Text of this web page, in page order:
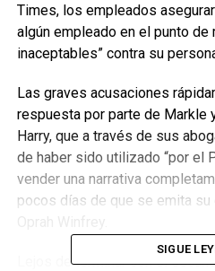
Times, los empleados
algún empleado en el punto de
inaceptables” contra su
Las graves acusaciones
respuesta por parte de Markle
Harry, que a través de sus
de haber sido utilizado “por el
vender una narrativa
pocos días de que se emita
Lejos de terminar con el
SIGUE